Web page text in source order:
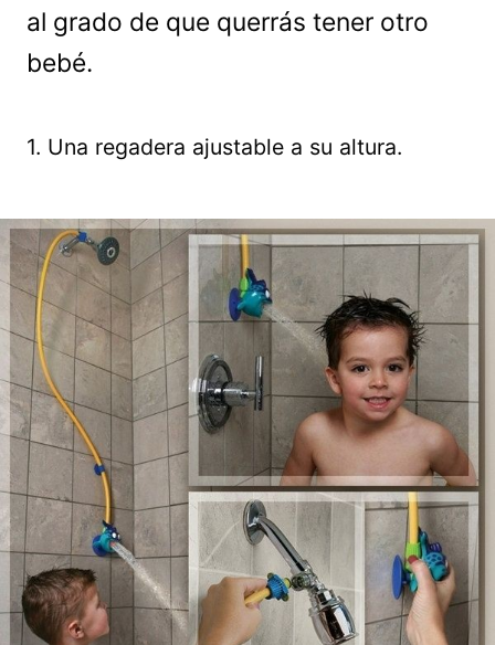
al grado de que querrás tener otro
bebé.
1. Una regadera ajustable a su altura.